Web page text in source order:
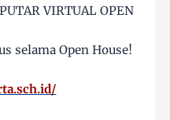
VIRTUAL OPEN
selama Open House!